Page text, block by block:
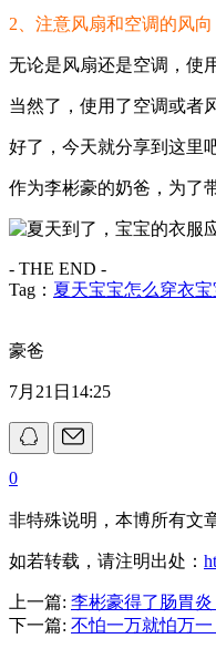
2、注意风扇和空调的风向
无论是风扇还是空调，使
当然了，使用了空调或者
好了，今天就分享到这里吧
作为李彬豪的奶爸，为了
- THE END -
Tag： 夏天宝宝怎么穿衣宝
豪爸
7月21日14:25
0
非特殊说明，本博所有文
如若转载，请注明出处：
上一篇: 李彬豪得了肠胃
下一篇: 不怕一万就怕万